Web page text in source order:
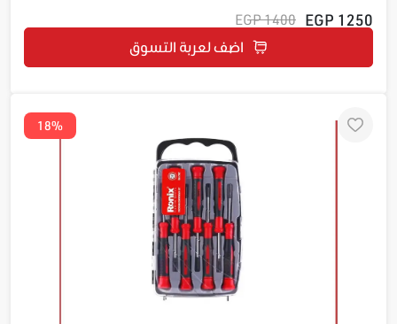
1250 EGP
1400 EGP
اضف لعربة التسوق
18%